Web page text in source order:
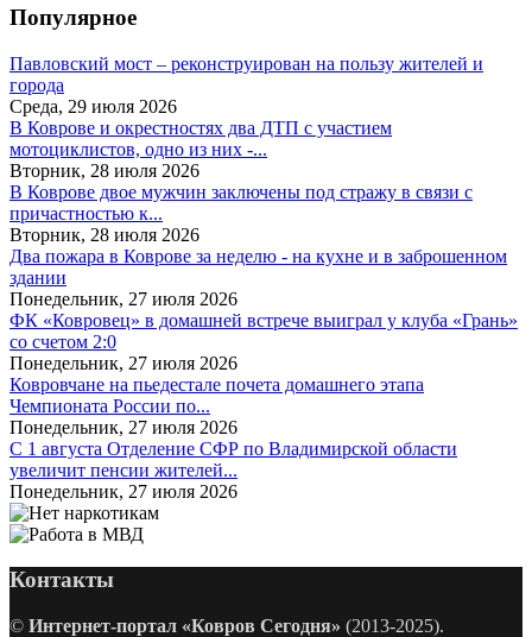
Популярное
Павловский мост – реконструирован на пользу жителей и
города
Среда, 29 июля 2026
В Коврове и окрестностях два ДТП с участием
мотоциклистов, одно из них -...
Вторник, 28 июля 2026
В Коврове двое мужчин заключены под стражу в связи с
причастностью к...
Вторник, 28 июля 2026
Два пожара в Коврове за неделю - на кухне и в заброшенном
здании
Понедельник, 27 июля 2026
ФК «Ковровец» в домашней встрече выиграл у клуба «Грань»
со счетом 2:0
Понедельник, 27 июля 2026
Ковровчане на пьедестале почета домашнего этапа
Чемпионата России по...
Понедельник, 27 июля 2026
С 1 августа Отделение СФР по Владимирской области
увеличит пенсии жителей...
Понедельник, 27 июля 2026
Контакты
© Интернет-портал «Ковров Сегодня» (2013-2025).